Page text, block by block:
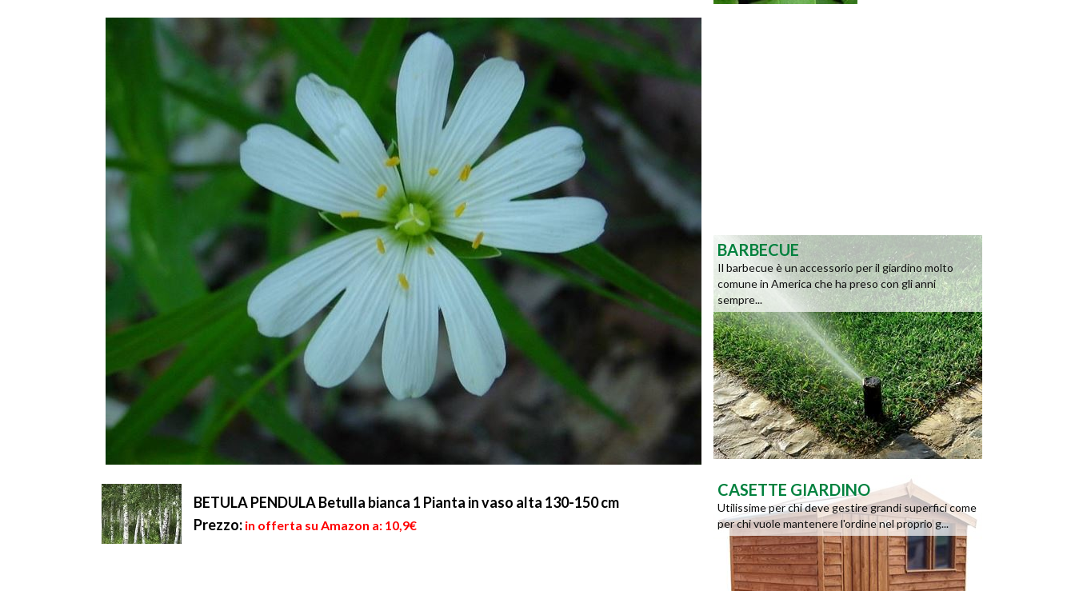
BETULA PENDULA Betulla bianca 1 Pianta in vaso alta 130-150 cm
Prezzo: in offerta su Amazon a: 10,9€
BARBECUE
Il barbecue è un accessorio per il giardino molto
comune in America che ha preso con gli anni
sempre...
CASETTE GIARDINO
Utilissime per chi deve gestire grandi superfici come
per chi vuole mantenere l'ordine nel proprio g...